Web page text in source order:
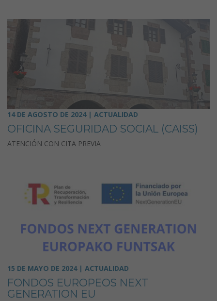
14 DE AGOSTO DE 2024 | ACTUALIDAD
OFICINA SEGURIDAD SOCIAL (CAISS)
ATENCIÓN CON CITA PREVIA
15 DE MAYO DE 2024 | ACTUALIDAD
FONDOS EUROPEOS NEXT
GENERATION EU